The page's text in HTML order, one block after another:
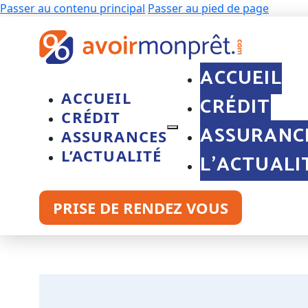
Passer au contenu principal Passer au pied de page
ACCUEIL
CRÉDIT
ASSURANCES
L’ACTUALITÉ
ACCUEIL
CRÉDIT
PRISE DE RENDEZ VOUS